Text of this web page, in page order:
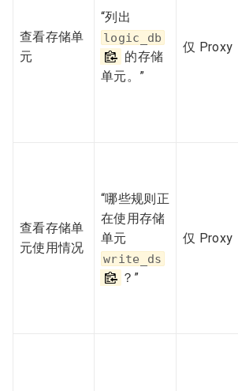
查看存储单
元
“列出
logic_db
的存储
单元。”
仅 Proxy
查看存储单
元使用情况
“哪些规则正
在使用存储
单元
write_ds
？”
仅 Proxy